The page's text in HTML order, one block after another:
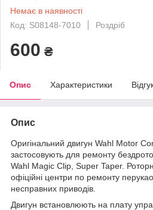
Немає в наявності
Код: S08148-7010
Роздріб
600 ₴
Опис Характеристики
Опис
Оригінальний двигун Wahl Motor
застосовують для ремонту
Wahl Magic Clip, Super Taper.
офіційні центри по ремонту
несправних приводів.
Двигун встановлюють на плату